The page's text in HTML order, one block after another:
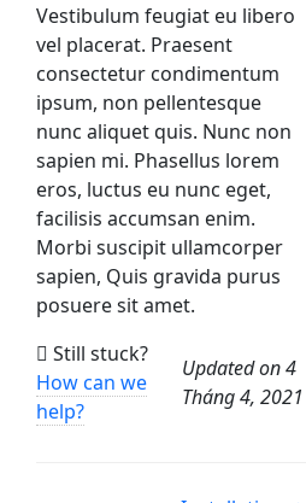
Vestibulum feugiat eu libero
vel placerat. Praesent
consectetur condimentum
ipsum, non pellentesque
nunc aliquet quis. Nunc non
sapien mi. Phasellus lorem
eros, luctus eu nunc eget,
facilisis accumsan enim.
Morbi suscipit ullamcorper
sapien, Quis gravida purus
posuere sit amet.
Still stuck?
How can we
help?
Updated on 4
Tháng 4, 2021